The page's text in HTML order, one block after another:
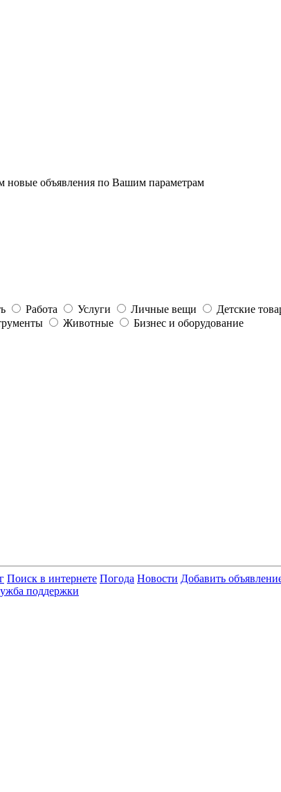
новые объявления по Вашим параметрам
Работа Услуги Личные вещи Детские
Животные
Бизнес и оборудование
Поиск в интернете Погода Новости Добавить
поддержки